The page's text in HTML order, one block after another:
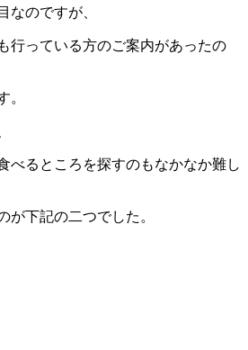
なのですが、
行っている方のご案内があったの
。
べるところを探すのもなかなか難し
が下記の二つでした。